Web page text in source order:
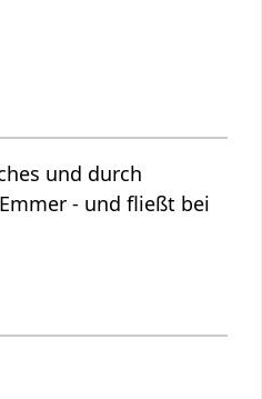
und durch
- und fließt bei